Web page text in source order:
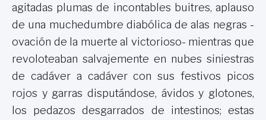
agitadas plumas de incontables buitres, aplauso
de una muchedumbre diabólica de alas negras -
ovación de la muerte al victorioso- mientras que
revoloteaban salvajemente en nubes siniestras
de cadáver a cadáver con sus festivos picos
rojos y garras disputándose, ávidos y glotones,
los pedazos desgarrados de intestinos; estas